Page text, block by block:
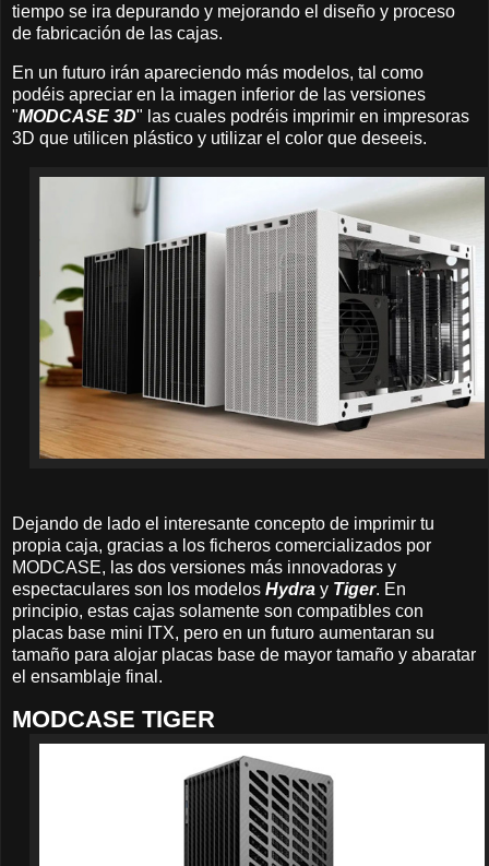
tiempo se ira depurando y mejorando el diseño y proceso
de fabricación de las cajas.
En un futuro irán apareciendo más modelos, tal como
podéis apreciar en la imagen inferior de las versiones
"MODCASE 3D" las cuales podréis imprimir en impresoras
3D que utilicen plástico y utilizar el color que deseeis.
Dejando de lado el interesante concepto de imprimir tu
propia caja, gracias a los ficheros comercializados por
MODCASE, las dos versiones más innovadoras y
espectaculares son los modelos Hydra y Tiger. En
principio, estas cajas solamente son compatibles con
placas base mini ITX, pero en un futuro aumentaran su
tamaño para alojar placas base de mayor tamaño y abaratar
el ensamblaje final.
MODCASE TIGER